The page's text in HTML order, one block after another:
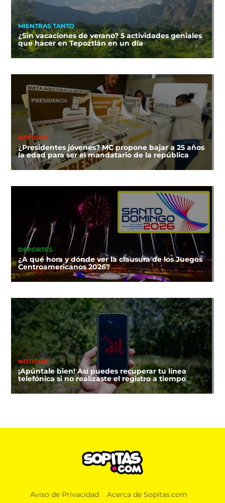
MIENTRAS TANTO
¿Sin vacaciones de verano? 5 actividades geniales
que hacer en Tepoztlán en un día
NOTICIAS
¿Presidentes jóvenes? MC propone bajar a 25 años
la edad para ser el mandatario de la república
DEPORTES
¿A qué hora y dónde ver la clausura de los Juegos
Centroamericanos 2026?
NOTICIAS
¡Apúntale bien! Así puedes recuperar tu línea
telefónica si no realizaste el registro a tiempo
Aviso de Privacidad Acerca de Sopitas.com